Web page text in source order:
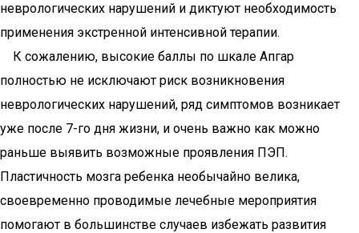
неврологических нарушений и диктуют необходимость
применения экстренной интенсивной терапии.
К сожалению, высокие баллы по шкале Апгар
полностью не исключают риск возникновения
неврологических нарушений, ряд симптомов возникает
уже после 7-го дня жизни, и очень важно как можно
раньше выявить возможные проявления ПЭП.
Пластичность мозга ребенка необычайно велика,
своевременно проводимые лечебные мероприятия
помогают в большинстве случаев избежать развития